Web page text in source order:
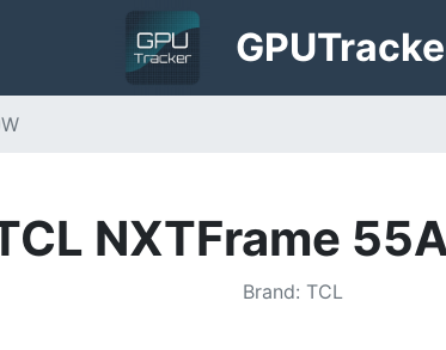
GPU
NXTFrame
Brand: TCL